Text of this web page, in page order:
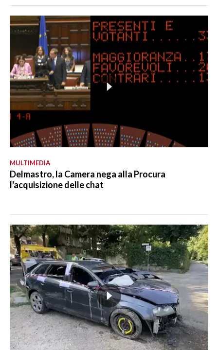
MULTIMEDIA
Delmastro, la Camera nega alla Procura
l'acquisizione delle chat